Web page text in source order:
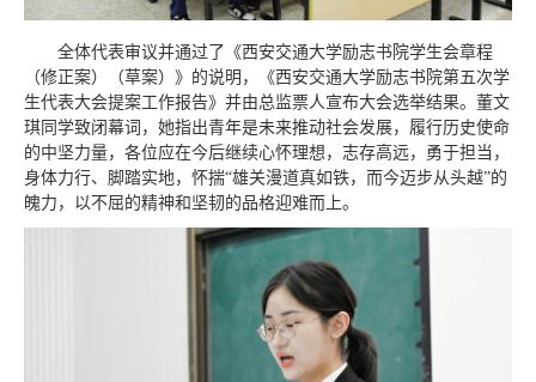
全体代表审议并通过了《西安交通大学励志书院学生会章程
（修正案）（草案）》的说明，《西安交通大学励志书院第五次学
生代表大会提案工作报告》并由总监票人宣布大会选举结果。董文
琪同学致闭幕词，她指出青年是未来推动社会发展，履行历史使命
的中坚力量，各位应在今后继续心怀理想，志存高远，勇于担当，
身体力行、脚踏实地，怀揣“雄关漫道真如铁，而今迈步从头越”的
魄力，以不屈的精神和坚韧的品格迎难而上。